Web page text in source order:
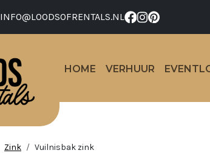
INFO@LOODSOFRENTALS.NL
HOME VERHUUR
Zink Vuilnisbak zink